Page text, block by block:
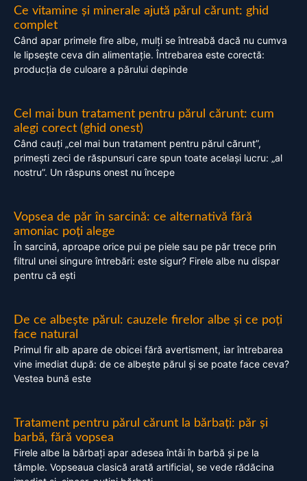
Ce vitamine și minerale ajută părul cărunt: ghid
complet
Când apar primele fire albe, mulți se întreabă dacă nu cumva
le lipsește ceva din alimentație. Întrebarea este corectă:
producția de culoare a părului depinde
Cel mai bun tratament pentru părul cărunt: cum
alegi corect (ghid onest)
Când cauți „cel mai bun tratament pentru părul cărunt”,
primești zeci de răspunsuri care spun toate același lucru: „al
nostru”. Un răspuns onest nu începe
Vopsea de păr în sarcină: ce alternativă fără
amoniac poți alege
În sarcină, aproape orice pui pe piele sau pe păr trece prin
filtrul unei singure întrebări: este sigur? Firele albe nu dispar
pentru că ești
De ce albește părul: cauzele firelor albe și ce poți
face natural
Primul fir alb apare de obicei fără avertisment, iar întrebarea
vine imediat după: de ce albește părul și se poate face ceva?
Vestea bună este
Tratament pentru părul cărunt la bărbați: păr și
barbă, fără vopsea
Firele albe la bărbați apar adesea întâi în barbă și pe la
tâmple. Vopseaua clasică arată artificial, se vede rădăcina